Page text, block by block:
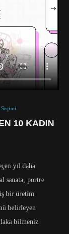
10 KADIN
yıl daha
sanata, portre
bir üretim
belirleyen
bilmeniz